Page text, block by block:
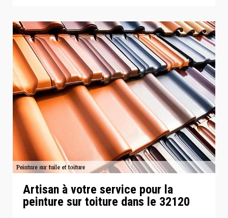
Artisan à votre service pour la
peinture sur toiture dans le 32120